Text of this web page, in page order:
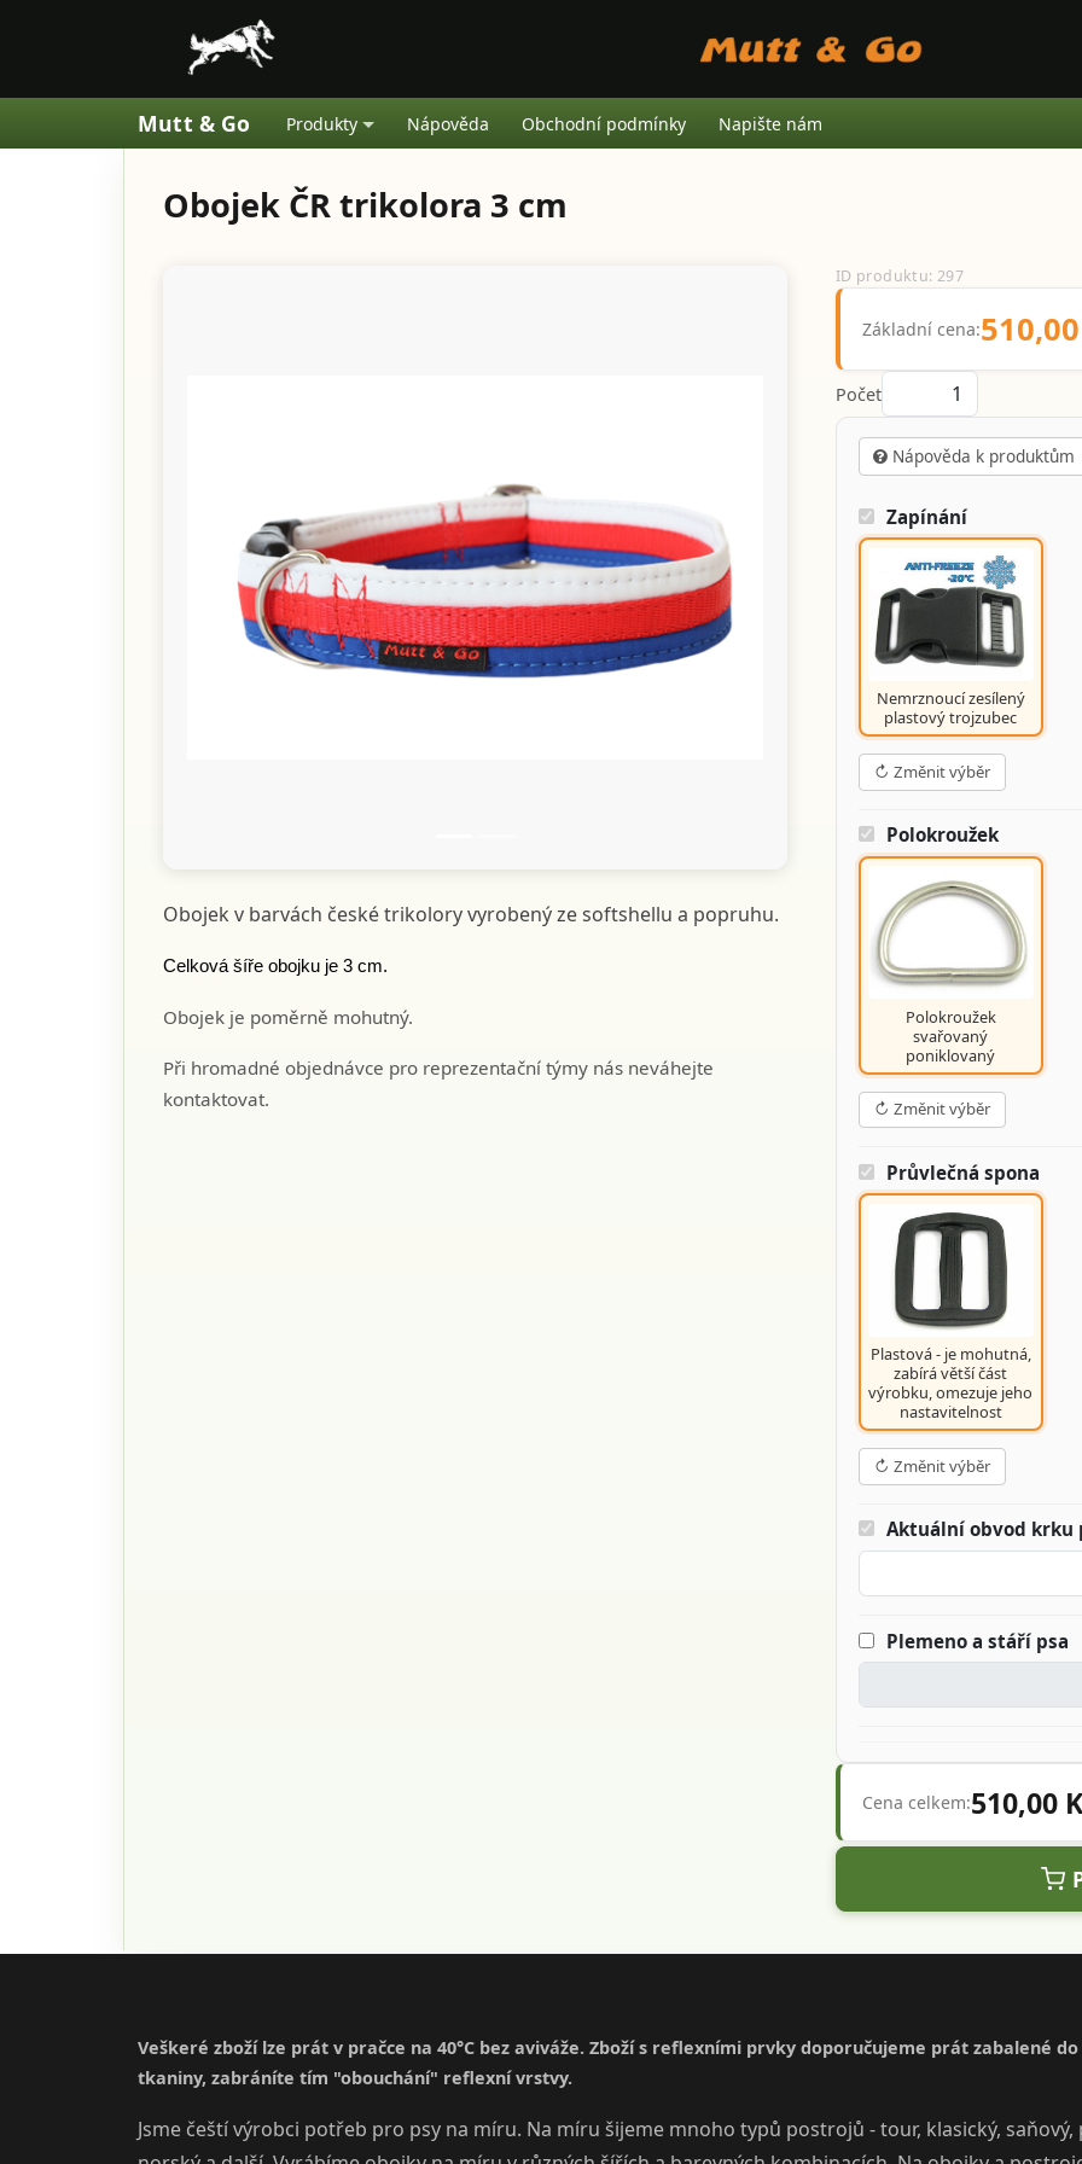
Mutt & Go Produkty Nápověda Obchodní podmínky Napište nám
Obojek ČR trikolora 3 cm
Předchozí
Obojek v barvách české trikolory vyrobený ze softshellu a popruhu.
Celková šíře obojku je 3 cm.
Obojek je poměrně mohutný.
Při hromadné objednávce pro reprezentační týmy nás neváhejte
kontaktovat.
ID produktu: 297
Základní cena:
Počet
Nápověda k produktům
Zapínání
Nemrznoucí zesílený
plastový trojzubec
↻ Změnit výběr
Polokroužek
Polokroužek
svařovaný
poniklovaný
↻ Změnit výběr
Průvlečná spona
Plastová - je mohutná,
zabírá větší část
výrobku, omezuje jeho
nastavitelnost
↻ Změnit výběr
Aktuální obvod krku
Plemeno a stáří psa
Cena celkem:510,00
Veškeré zboží lze prát v pračce na 40°C bez aviváže. Zboží s reflexními prvky doporučujeme prát zabalené
tkaniny, zabráníte tím "obouchání" reflexní vrstvy.
Jsme čeští výrobci potřeb pro psy na míru. Na míru šijeme mnoho typů postrojů - tour, klasický, saňový,